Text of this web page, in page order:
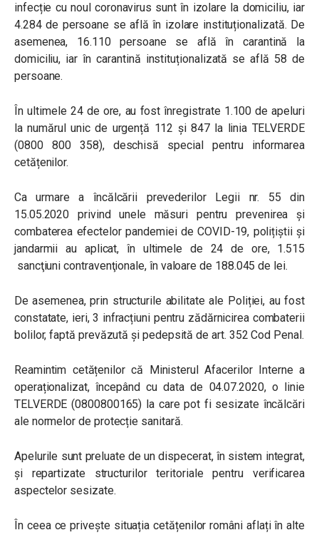
infecție cu noul coronavirus sunt în izolare la domiciliu, iar
4.284 de persoane se află în izolare instituționalizată. De
asemenea, 16.110 persoane se află în carantină la
domiciliu, iar în carantină instituționalizată se află 58 de
persoane.
În ultimele 24 de ore, au fost înregistrate 1.100 de apeluri
la numărul unic de urgență 112 și 847 la linia TELVERDE
(0800 800 358), deschisă special pentru informarea
cetățenilor.
Ca urmare a încălcării prevederilor Legii nr. 55 din
15.05.2020 privind unele măsuri pentru prevenirea și
combaterea efectelor pandemiei de COVID-19, polițiștii și
jandarmii au aplicat, în ultimele de 24 de ore, 1.515
sancţiuni contravenţionale, în valoare de 188.045 de lei.
De asemenea, prin structurile abilitate ale Poliției, au fost
constatate, ieri, 3 infracțiuni pentru zădărnicirea combaterii
bolilor, faptă prevăzută și pedepsită de art. 352 Cod Penal.
Reamintim cetățenilor că Ministerul Afacerilor Interne a
operaționalizat, începând cu data de 04.07.2020, o linie
TELVERDE (0800800165) la care pot fi sesizate încălcări
ale normelor de protecție sanitară.
Apelurile sunt preluate de un dispecerat, în sistem integrat,
și repartizate structurilor teritoriale pentru verificarea
aspectelor sesizate.
În ceea ce privește situația cetățenilor români aflați în alte